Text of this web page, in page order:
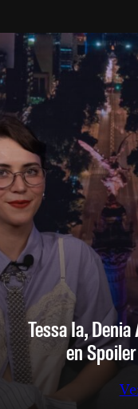
Tessa Ia,
en